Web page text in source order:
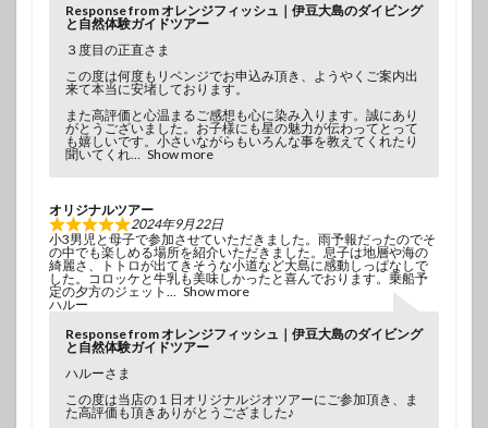
Response from オレンジフィッシュ｜伊豆大島のダイビング
と自然体験ガイドツアー
３度目の正直さま
この度は何度もリベンジでお申込み頂き、ようやくご案内出
来て本当に安堵しております。
また高評価と心温まるご感想も心に染み入ります。誠にあり
がとうございました。お子様にも星の魅力が伝わってとって
も嬉しいです。小さいながらもいろんな事を教えてくれたり
聞いてくれ
Show more
オリジナルツアー
2024年9月22日
小3男児と母子で参加させていただきました。雨予報だったのでそ
の中でも楽しめる場所を紹介いただきました。息子は地層や海の
綺麗さ、トトロが出てきそうな小道など大島に感動しっぱなしで
した。コロッケと牛乳も美味しかったと喜んでおります。乗船予
定の夕方のジェット
Show more
ハルー
Response from オレンジフィッシュ｜伊豆大島のダイビング
と自然体験ガイドツアー
ハルーさま
この度は当店の１日オリジナルジオツアーにご参加頂き、ま
た高評価も頂きありがとうござました♪